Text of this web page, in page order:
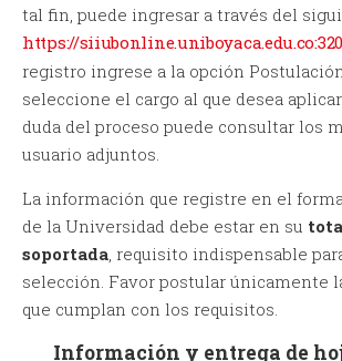
tal fin, puede ingresar a través del
https://
registro ingrese a la opción
seleccione el cargo al que desea
duda del proceso puede consultar los
usuario adjuntos.
La información que registre en el
de la Universidad debe estar en su
soportada, requisito indispensable
selección. Favor postular únicamente
que cumplan con los requisitos.
Información y entrega de